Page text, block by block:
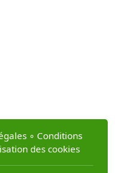
∘ Conditions
des cookies